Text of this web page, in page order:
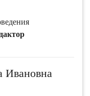
Ивановна